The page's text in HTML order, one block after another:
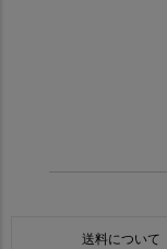
送料について